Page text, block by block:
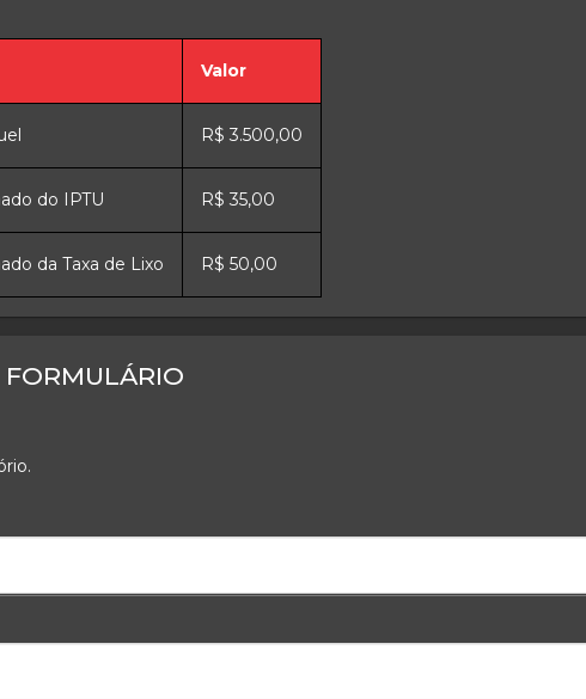
Valor
R$ 3.500,00
do IPTU R$ 35,00
da Taxa de Lixo R$ 50,00
FORMULÁRIO